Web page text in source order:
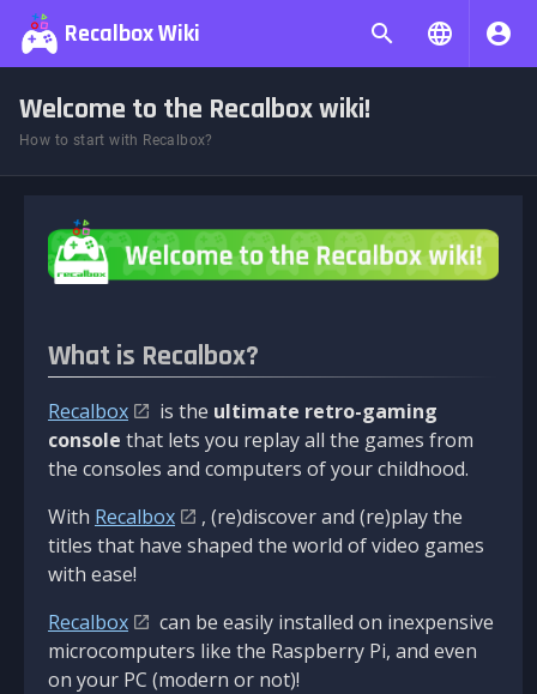
Recalbox Wiki
Welcome to the Recalbox wiki!
How to start with Recalbox?
What is Recalbox?
Recalbox is the ultimate retro-gaming
console that lets you replay all the games from
the consoles and computers of your childhood.
With Recalbox
, (re)discover and (re)play the
titles that have shaped the world of video games
with ease!
Recalbox
can be easily installed on inexpensive
microcomputers like the Raspberry Pi, and even
on your PC (modern or not)!